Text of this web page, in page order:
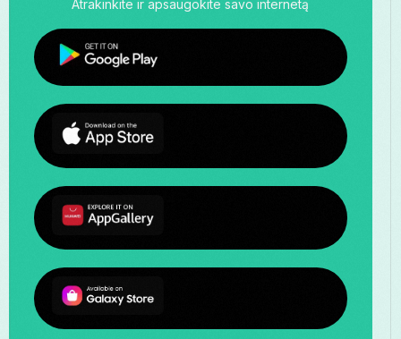
Atrakinkite ir apsaugokite savo internetą